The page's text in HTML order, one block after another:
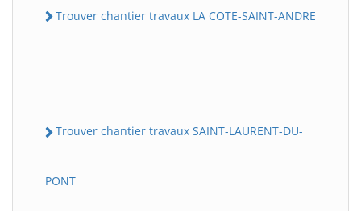
Trouver chantier travaux LA COTE-SAINT-ANDRE
Trouver chantier travaux SAINT-LAURENT-DU-
PONT